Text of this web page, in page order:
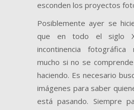
esconden los proyectos
Posiblemente ayer se
que en todo el siglo
incontinencia
mucho si no se
haciendo. Es necesario
imágenes para saber
está pasando. Siempre